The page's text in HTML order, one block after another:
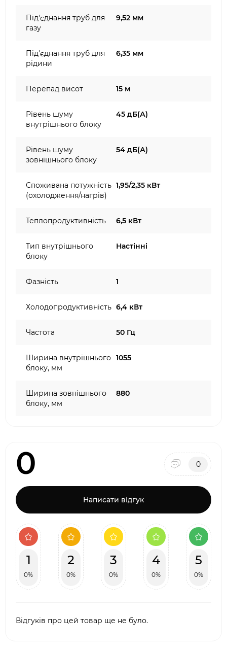
Під'єднання труб для
газу
9,52 мм
Під'єднання труб для
рідини
6,35 мм
Перепад висот 15 м
Рівень шуму
внутрішнього блоку
45 дБ(А)
Рівень шуму
зовнішнього блоку
54 дБ(А)
Споживана потужність
(охолодження/нагрів)
1,95/2,35 кВт
Теплопродуктивність 6,5 кВт
Тип внутрішнього
блоку
Настінні
Фазність 1
Холодопродуктивність 6,4 кВт
Частота 50 Гц
Ширина внутрішнього
блоку, мм
1055
Ширина зовнішнього
блоку, мм
880
0 0
Написати відгук
1
0%
2
0%
3
0%
4
0%
5
0%
Відгуків про цей товар ще не було.